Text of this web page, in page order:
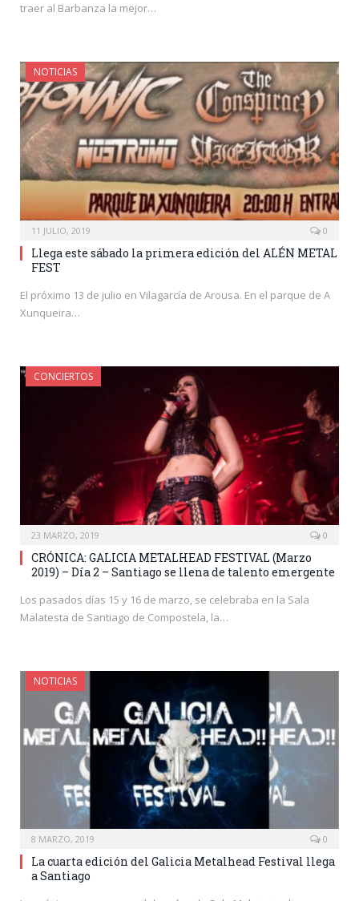
traer al Barbanza la mejor…
NOTICIAS
11 JULIO, 2019 0
Llega este sábado la primera edición del ALÉN METAL
FEST
El próximo 13 de julio en Vilagarcía de Arousa. En el parque de A
Xunqueira…
CONCIERTOS
23 MARZO, 2019 0
CRÓNICA: GALICIA METALHEAD FESTIVAL (Marzo
2019) – Día 2 – Santiago se llena de talento emergente
Los pasados días 15 y 16 de marzo, se celebraba en la Sala
Malatesta de Santiago de Compostela, la…
NOTICIAS
8 MARZO, 2019 0
La cuarta edición del Galicia Metalhead Festival llega
a Santiago